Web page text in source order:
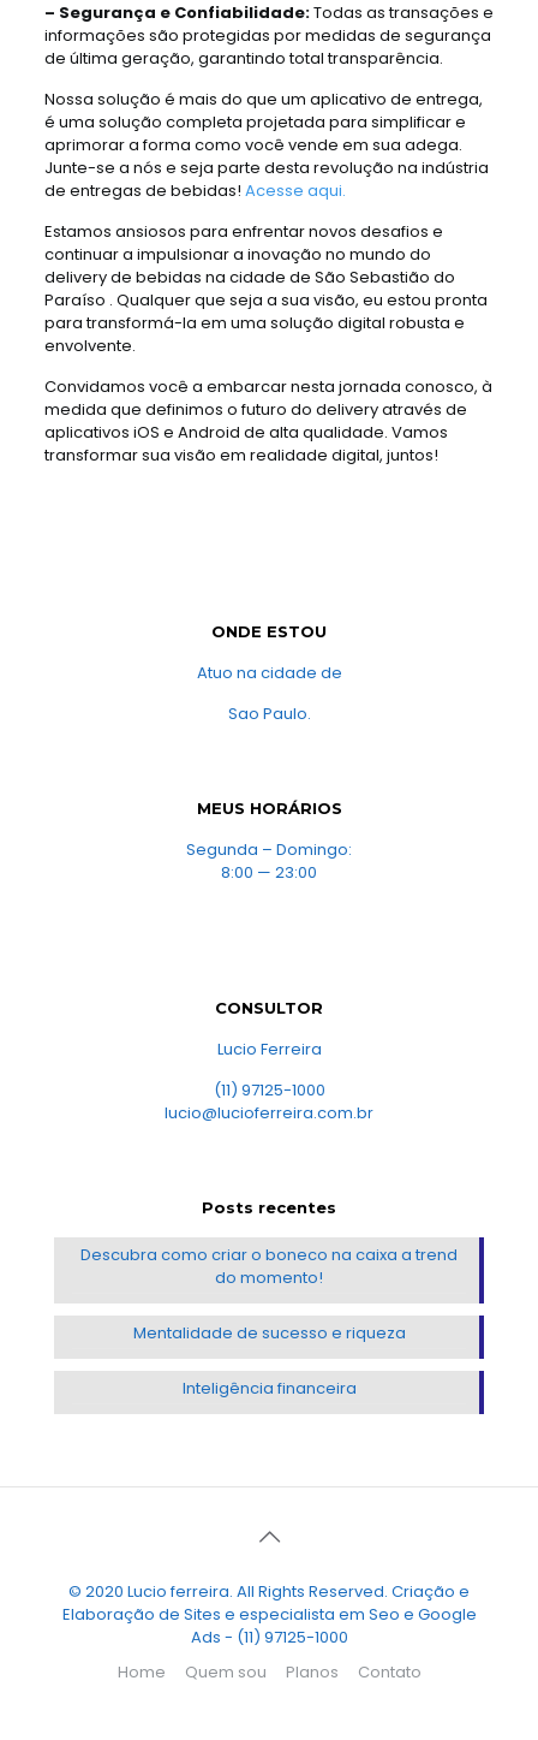
– Segurança e Confiabilidade:Todas as transações e
informações são protegidas por medidas de segurança
de última geração, garantindo total transparência.
Nossa solução é mais do que um aplicativo de entrega,
é uma solução completa projetada para simplificar e
aprimorar a forma como você vende em sua adega.
Junte-se a nós e seja parte desta revolução na indústria
de entregas de bebidas! Acesse aqui.
Estamos ansiosos para enfrentar novos desafios e
continuar a impulsionar a inovação no mundo do
delivery de bebidas na cidade de São Sebastião do
Paraíso . Qualquer que seja a sua visão, eu estou pronta
para transformá-la em uma solução digital robusta e
envolvente.
Convidamos você a embarcar nesta jornada conosco, à
medida que definimos o futuro do delivery através de
aplicativos iOS e Android de alta qualidade. Vamos
transformar sua visão em realidade digital, juntos!
ONDE ESTOU
Atuo na cidade de
Sao Paulo.
MEUS HORÁRIOS
Segunda – Domingo:
8:00 — 23:00
CONSULTOR
Lucio Ferreira
(11) 97125-1000
lucio@lucioferreira.com.br
Posts recentes
Descubra como criar o boneco na caixa a trend
do momento!
Mentalidade de sucesso e riqueza
Inteligência financeira
© 2020 Lucio ferreira. All Rights Reserved. Criação e
Elaboração de Sites e especialista em Seo e Google
Ads - (11) 97125-1000
Home
Quem sou Planos Contato